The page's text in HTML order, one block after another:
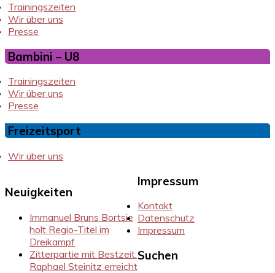
Trainingszeiten
Wir über uns
Presse
Bambini – U8
Trainingszeiten
Wir über uns
Presse
Freizeitsport
Wir über uns
Neuigkeiten
Immanuel Bruns Bortsie
holt Regio-Titel im
Dreikampf
Zitterpartie mit Bestzeit:
Raphael Steinitz erreicht
Impressum
Kontakt
Datenschutz
Impressum
Suchen